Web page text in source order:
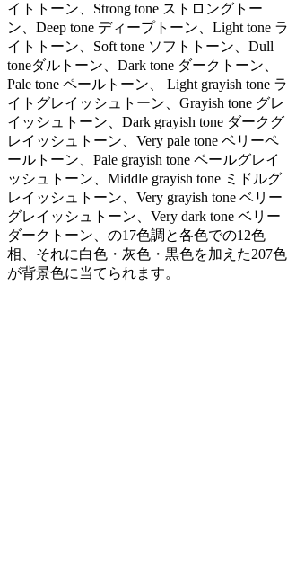
イトトーン、Strong tone ストロングトー
ン、Deep tone ディープトーン、Light tone ラ
イトトーン、Soft tone ソフトトーン、Dull
toneダルトーン、Dark tone ダークトーン、
Pale tone ペールトーン、 Light grayish tone ラ
イトグレイッシュトーン、Grayish tone グレ
イッシュトーン、Dark grayish tone ダークグ
レイッシュトーン、Very pale tone ベリーペ
ールトーン、Pale grayish tone ペールグレイ
ッシュトーン、Middle grayish tone ミドルグ
レイッシュトーン、Very grayish tone ベリー
グレイッシュトーン、Very dark tone ベリー
ダークトーン、の17色調と各色での12色
相、それに白色・灰色・黒色を加えた207色
が背景色に当てられます。